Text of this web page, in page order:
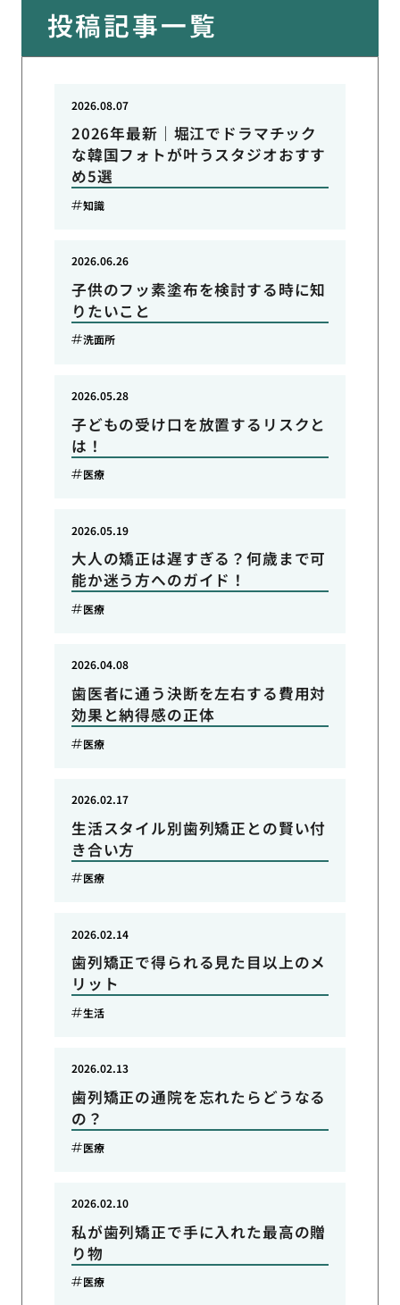
投稿記事一覧
2026年最新｜堀江でドラマチック
な韓国フォトが叶うスタジオおすす
め5選
2026.08.07
知識
子供のフッ素塗布を検討する時に知
りたいこと
2026.06.26
洗面所
子どもの受け口を放置するリスクと
は！
2026.05.28
医療
大人の矯正は遅すぎる？何歳まで可
能か迷う方へのガイド！
2026.05.19
医療
歯医者に通う決断を左右する費用対
効果と納得感の正体
2026.04.08
医療
生活スタイル別歯列矯正との賢い付
き合い方
2026.02.17
医療
歯列矯正で得られる見た目以上のメ
リット
2026.02.14
生活
歯列矯正の通院を忘れたらどうなる
の？
2026.02.13
医療
私が歯列矯正で手に入れた最高の贈
り物
2026.02.10
医療